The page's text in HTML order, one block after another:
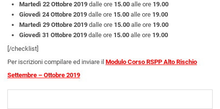
Martedì 22 Ottobre 2019 dalle ore 15.00 alle ore 19.00
Giovedì 24 Ottobre 2019 dalle ore 15.00 alle ore 19.00
Martedì 29 Ottobre 2019 dalle ore 15.00 alle ore 19.00
Giovedì 31 Ottobre 2019 dalle ore 15.00 alle ore 19.00
[/checklist]
Per iscrizioni compilare ed inviare il Modulo Corso RSPP Alto Rischio
Settembre – Ottobre 2019